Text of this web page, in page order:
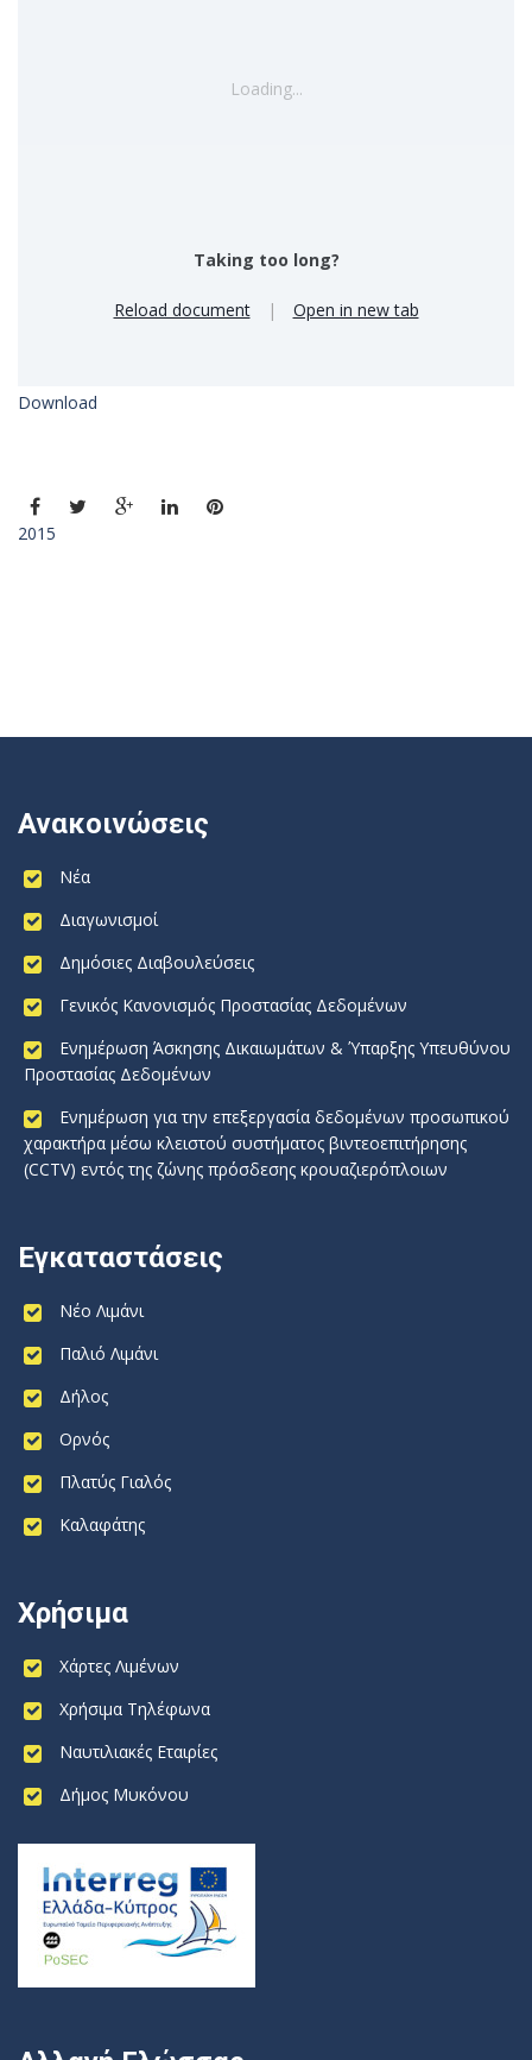
Loading...
Taking too long?
Reload document | Open in new tab
Download
2015
Ανακοινώσεις
Νέα
Διαγωνισμοί
Δημόσιες Διαβουλεύσεις
Γενικός Κανονισμός Προστασίας Δεδομένων
Ενημέρωση Άσκησης Δικαιωμάτων & Ύπαρξης Υπευθύνου
Προστασίας Δεδομένων
Ενημέρωση για την επεξεργασία δεδομένων προσωπικού
χαρακτήρα μέσω κλειστού συστήματος βιντεοεπιτήρησης
(CCTV) εντός της ζώνης πρόσδεσης κρουαζιερόπλοιων
Εγκαταστάσεις
Νέο Λιμάνι
Παλιό Λιμάνι
Δήλος
Ορνός
Πλατύς Γιαλός
Καλαφάτης
Χρήσιμα
Χάρτες Λιμένων
Χρήσιμα Τηλέφωνα
Ναυτιλιακές Εταιρίες
Δήμος Μυκόνου